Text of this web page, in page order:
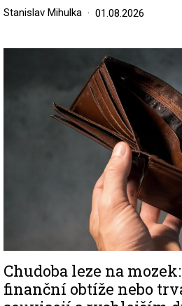
Stanislav Mihulka 01.08.2026
Chudoba leze na
finanční obtíže nebo